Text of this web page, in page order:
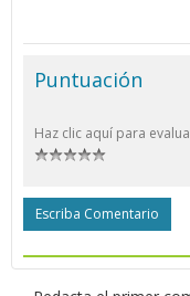
Puntuación
Haz clic aquí para
Escriba Comentario